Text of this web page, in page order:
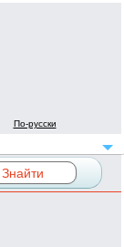
По-русски